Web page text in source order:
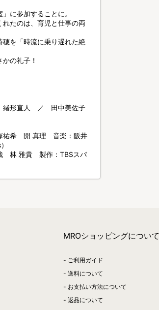
に参加することに。
たのは、育児と仕事の両
を「時流に乗り遅れた絶
の礼子！
形直人 ／ 田中美佐子
祐希 開 真理 音楽：阪井
林 雅貴 製作：TBSスパ
MROショッピングについて
ご利用ガイド
送料について
お支払い方法について
返品について